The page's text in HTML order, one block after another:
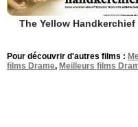
The Yellow Handkerchief
Pour découvrir d'autres films :
films Drame, Meilleurs films